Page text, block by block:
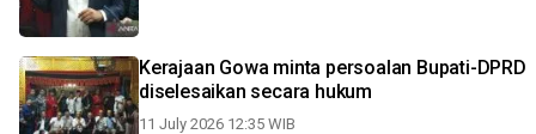
Kerajaan Gowa minta persoalan Bupati-DPRD
diselesaikan secara hukum
11 July 2026 12:35 WIB